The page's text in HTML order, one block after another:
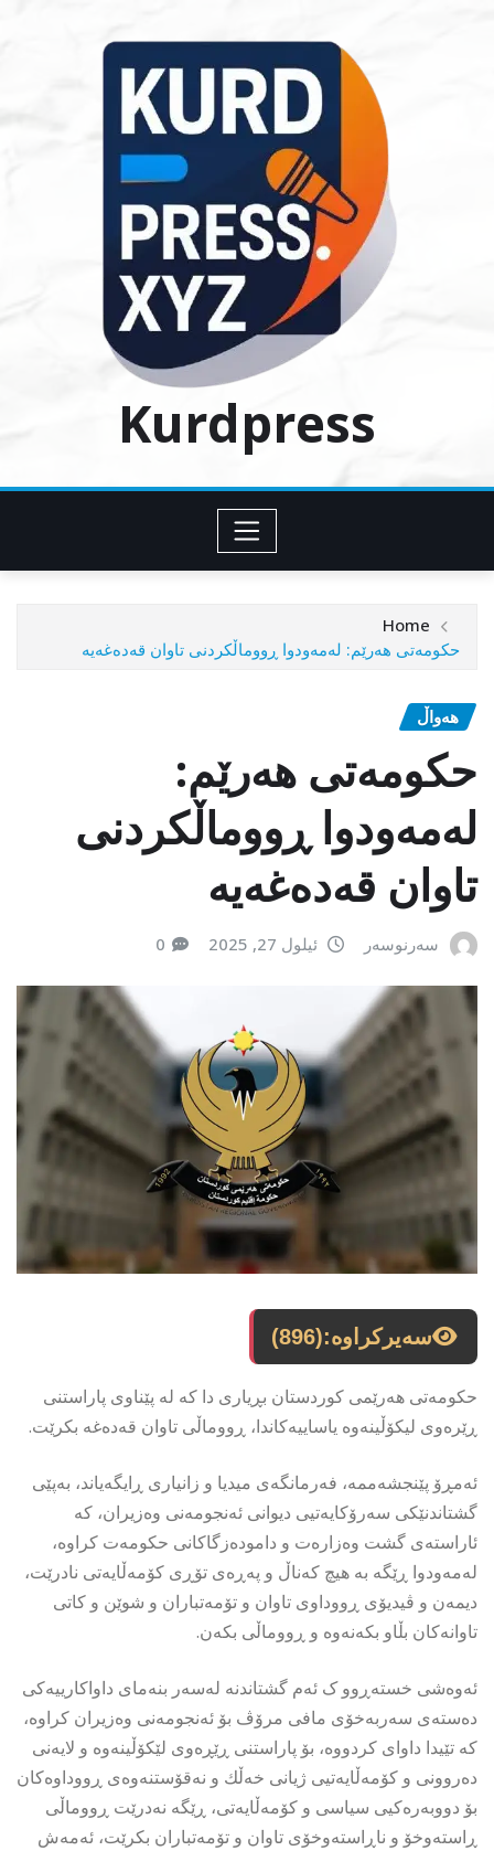
Kurdpress
Home
حکومەتی هەرێم: لەمەودوا ڕووماڵکردنی تاوان قەدەغەیە
هەواڵ
حکومەتی هەرێم:
لەمەودوا ڕووماڵکردنی
تاوان قەدەغەیە
سەرنوسەر ئیلول 27, 2025 0
سەیرکراوە:(896)
حکومەتی هەرێمی کوردستان بڕیاری دا کە لە پێناوی پاراستنی
ڕێرەوی لیکۆڵینەوە یاساییەکاندا، ڕووماڵی تاوان قەدەغە بکرێت.
ئەمڕۆ پێنجشەممە، فەرمانگەی میدیا و زانیاری ڕایگەیاند، بەپێی
گشتاندنێكی سەرۆكایەتیی دیوانی ئەنجومەنی وەزیران، كە
ئاراستەی گشت وەزارەت و دامودەزگاکانی حکومەت كراوە،
لەمەودوا ڕێگە بە هیچ كەناڵ و پەڕەی تۆڕی كۆمەڵایەتی نادرێت،
دیمەن و ڤیدیۆی ڕووداوی تاوان و تۆمەتباران و شوێن و كاتی
تاوانەكان بڵاو بكەنەوە و ڕووماڵی بکەن.
ئەوەشی خستەڕوو ک ئەم گشتاندنە لەسەر بنەمای داواكارییەكی
دەستەی سەربەخۆی مافی مرۆڤ بۆ ئەنجومەنی وەزیران کراوە،
كە تێیدا داوای كردووە، بۆ پاراستنی ڕێڕەوی لێكۆڵینەوە و لایەنی
دەروونی و كۆمەڵایەتیی ژیانی خەڵك و نەقۆستنەوەی ڕووداوەكان
بۆ دووبەرەكیی سیاسی و كۆمەڵایەتی، ڕێگە نەدرێت ڕووماڵی
ڕاستەوخۆ و ناڕاستەوخۆی تاوان و تۆمەتباران بكرێت، ئەمەش